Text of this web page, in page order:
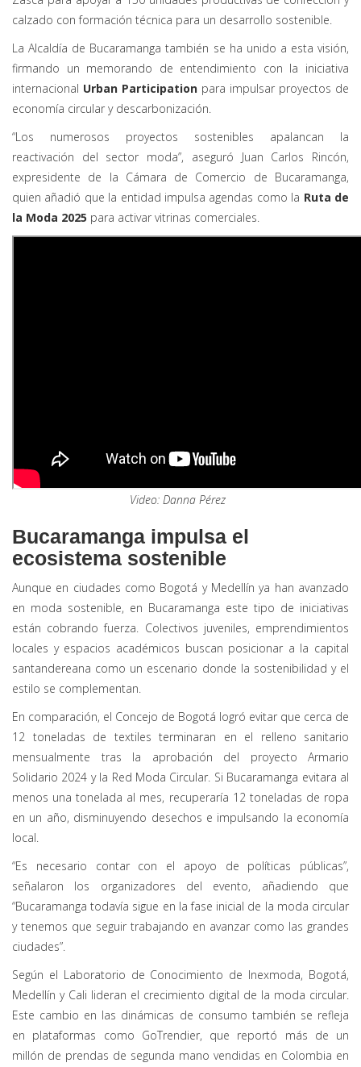
calzado con formación técnica para un desarrollo sostenible.
La Alcaldía de Bucaramanga también se ha unido a esta visión,
firmando un memorando de entendimiento con la iniciativa
internacional Urban Participation para impulsar proyectos de
economía circular y descarbonización.
“Los numerosos proyectos sostenibles apalancan la
reactivación del sector moda”, aseguró Juan Carlos Rincón,
expresidente de la Cámara de Comercio de Bucaramanga,
quien añadió que la entidad impulsa agendas como la Ruta de
la Moda 2025 para activar vitrinas comerciales.
Video: Danna Pérez
Bucaramanga impulsa el
ecosistema sostenible
Aunque en ciudades como Bogotá y Medellín ya han avanzado
en moda sostenible, en Bucaramanga este tipo de iniciativas
están cobrando fuerza. Colectivos juveniles, emprendimientos
locales y espacios académicos buscan posicionar a la capital
santandereana como un escenario donde la sostenibilidad y el
estilo se complementan.
En comparación, el Concejo de Bogotá logró evitar que cerca de
12 toneladas de textiles terminaran en el relleno sanitario
mensualmente tras la aprobación del proyecto Armario
Solidario 2024 y la Red Moda Circular. Si Bucaramanga evitara al
menos una tonelada al mes, recuperaría 12 toneladas de ropa
en un año, disminuyendo desechos e impulsando la economía
local.
“Es necesario contar con el apoyo de políticas públicas”,
señalaron los organizadores del evento, añadiendo que
“Bucaramanga todavía sigue en la fase inicial de la moda circular
y tenemos que seguir trabajando en avanzar como las grandes
ciudades”.
Según el Laboratorio de Conocimiento de Inexmoda, Bogotá,
Medellín y Cali lideran el crecimiento digital de la moda circular.
Este cambio en las dinámicas de consumo también se refleja
en plataformas como GoTrendier, que reportó más de un
millón de prendas de segunda mano vendidas en Colombia en